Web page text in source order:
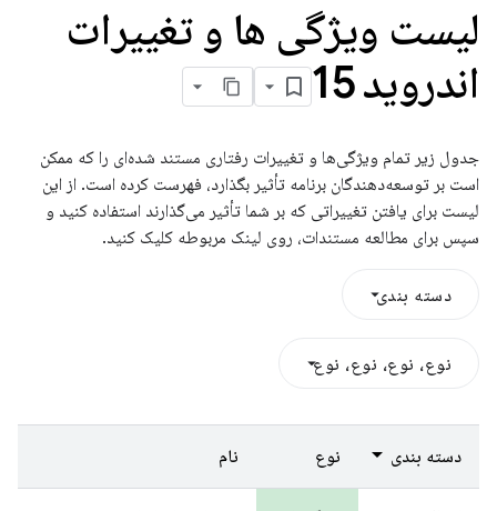
لیست ویژگی ها و تغییرات
اندروید 15
جدول زیر تمام ویژگی‌ها و تغییرات رفتاری مستند شده‌ای را که ممکن
است بر توسعه‌دهندگان برنامه تأثیر بگذارد، فهرست کرده است. از این
لیست برای یافتن تغییراتی که بر شما تأثیر می‌گذارند استفاده کنید و
سپس برای مطالعه مستندات، روی لینک مربوطه کلیک کنید.
دسته بندی
نوع، نوع، نوع، نوع
دسته بندی نوع نام